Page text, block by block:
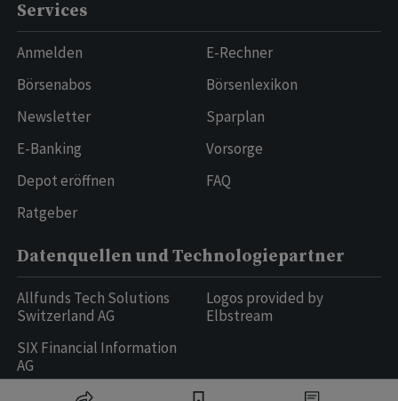
Services
Anmelden
Börsenabos
Newsletter
E-Banking
Depot eröffnen
Ratgeber
E-Rechner
Börsenlexikon
Sparplan
Vorsorge
FAQ
Datenquellen und Technologiepartner
Allfunds Tech Solutions
Switzerland AG
SIX Financial Information
AG
Logos provided by
Elbstream